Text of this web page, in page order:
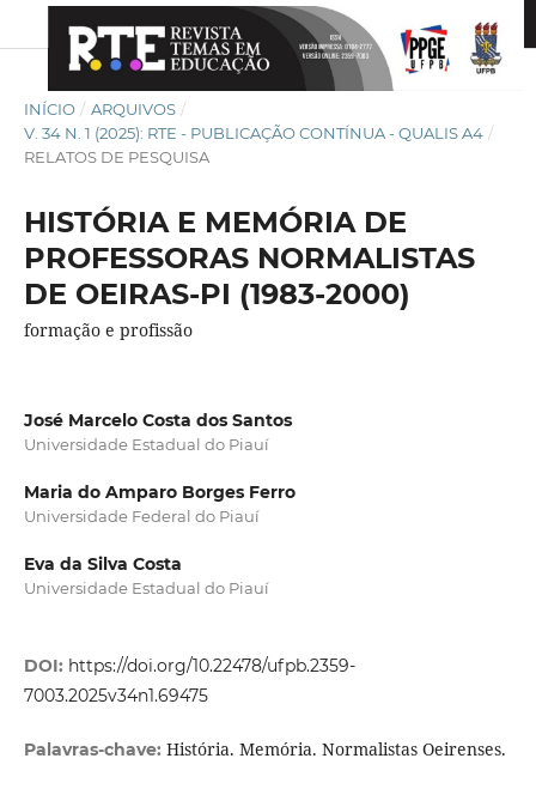
INÍCIO / ARQUIVOS /
V. 34 N. 1 (2025): RTE - PUBLICAÇÃO CONTÍNUA - QUALIS A4 /
RELATOS DE PESQUISA
HISTÓRIA E MEMÓRIA DE
PROFESSORAS NORMALISTAS
DE OEIRAS-PI (1983-2000)
formação e profissão
José Marcelo Costa dos Santos
Universidade Estadual do Piauí
Maria do Amparo Borges Ferro
Universidade Federal do Piauí
Eva da Silva Costa
Universidade Estadual do Piauí
DOI: https://doi.org/10.22478/ufpb.2359-
7003.2025v34n1.69475
Palavras-chave: História. Memória. Normalistas Oeirenses.